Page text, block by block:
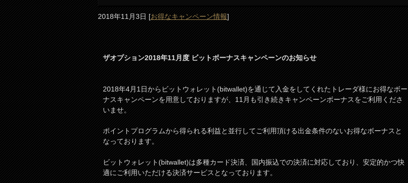
2018年11月3日[お得なキャンペーン情報]
ザオプション2018年11月度 ビットボーナスキャンペーンのお知らせ
2018年4月1日からビットウォレット(bitwallet)を通じて入金をしてくれたトレーダ様にお得なボー
ナスキャンペーンを用意しておりますが、11月も引き続きキャンペーンボーナスをご利用くださ
いませ。
ポイントプログラムから得られる利益と並行してご利用頂ける出金条件のないお得なボーナスと
なっております。
ビットウォレット(bitwallet)は多種カード決済、国内振込での決済に対応しており、安定的かつ快
適にご利用いただける決済サービスとなっております。